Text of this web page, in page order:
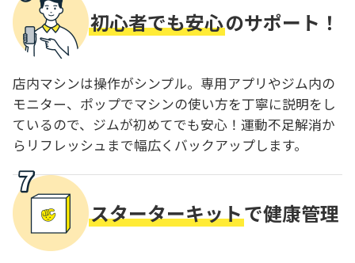
初心者でも安心のサポート！
店内マシンは操作がシンプル。専用アプリやジム内の
モニター、ポップでマシンの使い方を丁寧に説明をし
ているので、ジムが初めてでも安心！運動不足解消か
らリフレッシュまで幅広くバックアップします。
スターターキットで健康管理